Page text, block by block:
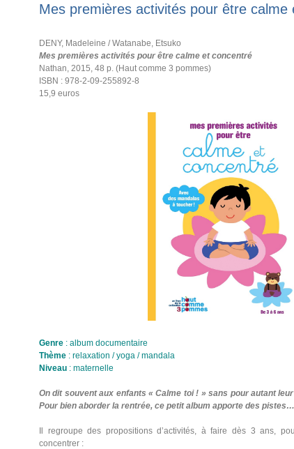
Mes premières activités pour être calme
DENY, Madeleine / Watanabe, Etsuko
Mes premières activités pour être calme et concentré
Nathan, 2015, 48 p. (Haut comme 3 pommes)
ISBN : 978-2-09-255892-8
15,9 euros
Genre : album documentaire
Thème : relaxation / yoga / mandala
Niveau : maternelle
On dit souvent aux enfants « Calme toi ! » sans pour autant
Pour bien aborder la rentrée, ce petit album apporte des pistes…
Il regroupe des propositions d’activités, à faire dès 3 ans,
concentrer :